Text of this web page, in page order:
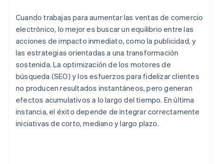
Cuando trabajas para aumentar las ventas de comercio
electrónico, lo mejor es buscar un equilibrio entre las
acciones de impacto inmediato, como la publicidad, y
las estrategias orientadas a una transformación
sostenida. La optimización de los motores de
búsqueda (SEO) y los esfuerzos para fidelizar clientes
no producen resultados instantáneos, pero generan
efectos acumulativos a lo largo del tiempo. En última
instancia, el éxito depende de integrar correctamente
iniciativas de corto, mediano y largo plazo.